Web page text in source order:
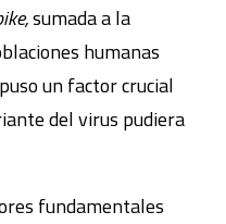
sumada a la
humanas
un factor crucial
del virus pudiera
fundamentales